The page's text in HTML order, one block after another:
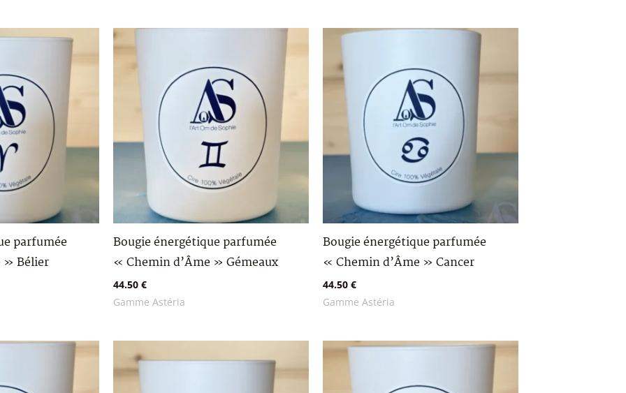
parfumée
» Bélier
Bougie énergétique parfumée
« Chemin d’Âme » Gémeaux
44.50 €
Gamme Astéria
Bougie énergétique parfumée
« Chemin d’Âme » Cancer
44.50 €
Gamme Astéria